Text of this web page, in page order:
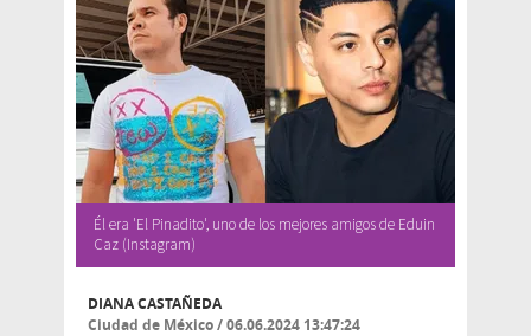
Él era 'El Pinadito', uno de los mejores amigos de Eduin
Caz (Instagram)
DIANA CASTAÑEDA
Ciudad de México/06.06.2024 13:47:24